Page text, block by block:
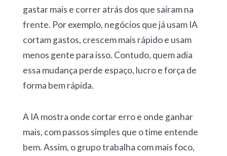
gastar mais e correr atrás dos que saíram na
frente. Por exemplo, negócios que já usam IA
cortam gastos, crescem mais rápido e usam
menos gente para isso. Contudo, quem adia
essa mudança perde espaço, lucro e força de
forma bem rápida.
A IA mostra onde cortar erro e onde ganhar
mais, com passos simples que o time entende
bem. Assim, o grupo trabalha com mais foco,